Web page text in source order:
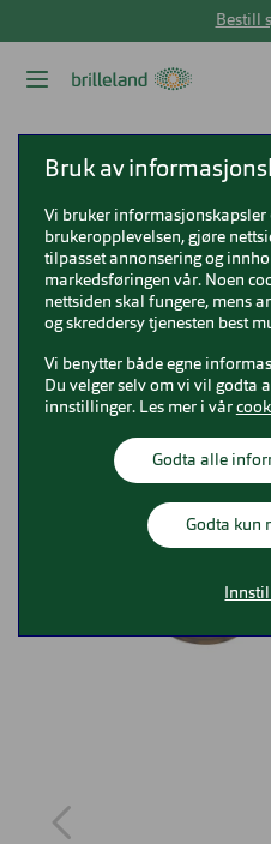
Bestill
Ray-Ban Junior RJ9052S New
Ray-Ban Junior
Wayfarer
0RJ9052S
Bruk av
Vi bruker informasjonskapsler
brukeropplevelsen, gjøre
tilpasset annonsering og
markedsføringen vår. Noen
nettsiden skal fungere, mens
og skreddersy tjenesten best
Vi benytter både egne
Du velger selv om vi vil godta
innstillinger. Les mer i vår
Godta alle
Godta kun